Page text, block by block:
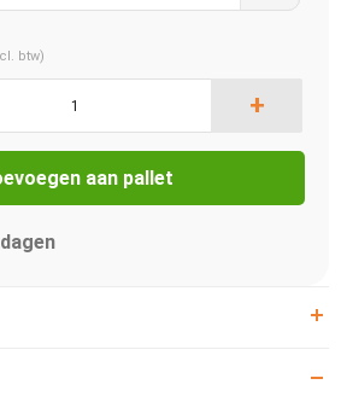
btw)
+
aan pallet